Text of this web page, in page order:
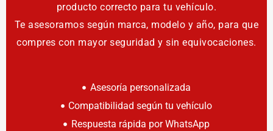
producto correcto para tu vehículo.
Te asesoramos según marca, modelo y año, para que
compres con mayor seguridad y sin equivocaciones.
Asesoría personalizada
Compatibilidad según tu vehículo
Respuesta rápida por WhatsApp